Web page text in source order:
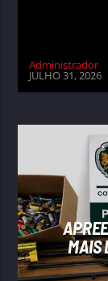
Administrador
JULHO 31, 2026
MAIS